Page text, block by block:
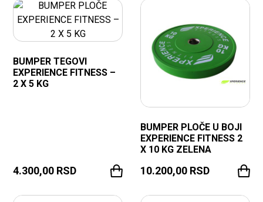
BUMPER TEGOVI
EXPERIENCE FITNESS –
2 X 5 KG
4.300,00 RSD
BUMPER PLOČE U BOJI
EXPERIENCE FITNESS 2
X 10 KG ZELENA
10.200,00 RSD